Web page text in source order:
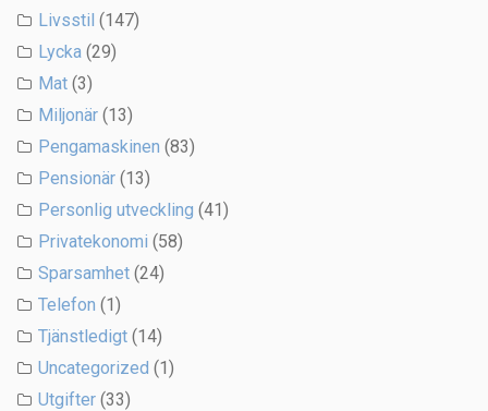
Livsstil (147)
Lycka (29)
Mat (3)
Miljonär (13)
Pengamaskinen (83)
Pensionär (13)
Personlig utveckling (41)
Privatekonomi (58)
Sparsamhet (24)
Telefon (1)
Tjänstledigt (14)
Uncategorized (1)
Utgifter (33)